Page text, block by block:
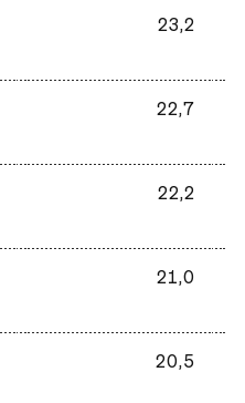
23,2
22,7
22,2
21,0
20,5